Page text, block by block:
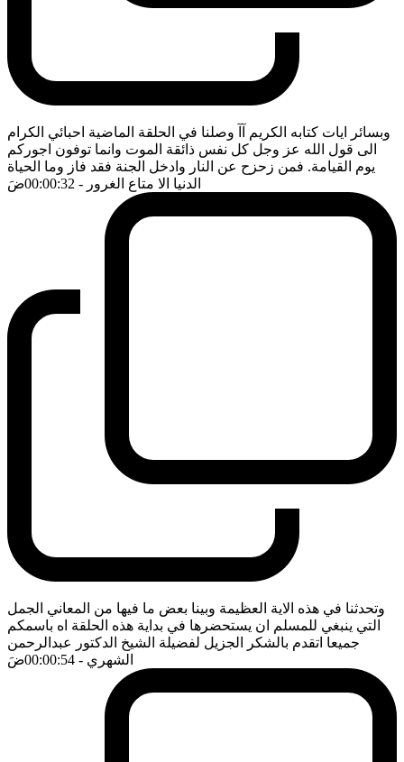
وبسائر ايات كتابه الكريم آآ وصلنا في الحلقة الماضية احبائي الكرام
الى قول الله عز وجل كل نفس ذائقة الموت وانما توفون اجوركم
يوم القيامة. فمن زحزح عن النار وادخل الجنة فقد فاز وما الحياة
الدنيا الا متاع الغرور - 00:00:32 ضَ
وتحدثنا في هذه الاية العظيمة وبينا بعض ما فيها من المعاني الجمل
التي ينبغي للمسلم ان يستحضرها في بداية هذه الحلقة اه باسمكم
جميعا اتقدم بالشكر الجزيل لفضيلة الشيخ الدكتور عبدالرحمن
الشهري - 00:00:54 ضَ